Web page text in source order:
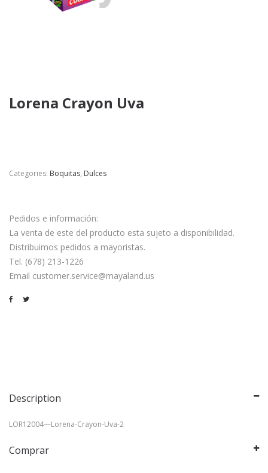
Lorena Crayon Uva
Categories: Boquitas, Dulces
Pedidos e información:
La venta de este del producto esta sujeto a disponibilidad.
Distribuimos pedidos a mayoristas.
Tel. (678) 213-1226
Email customer.service@mayaland.us
Description
LOR12004—Lorena-Crayon-Uva-2
Comprar